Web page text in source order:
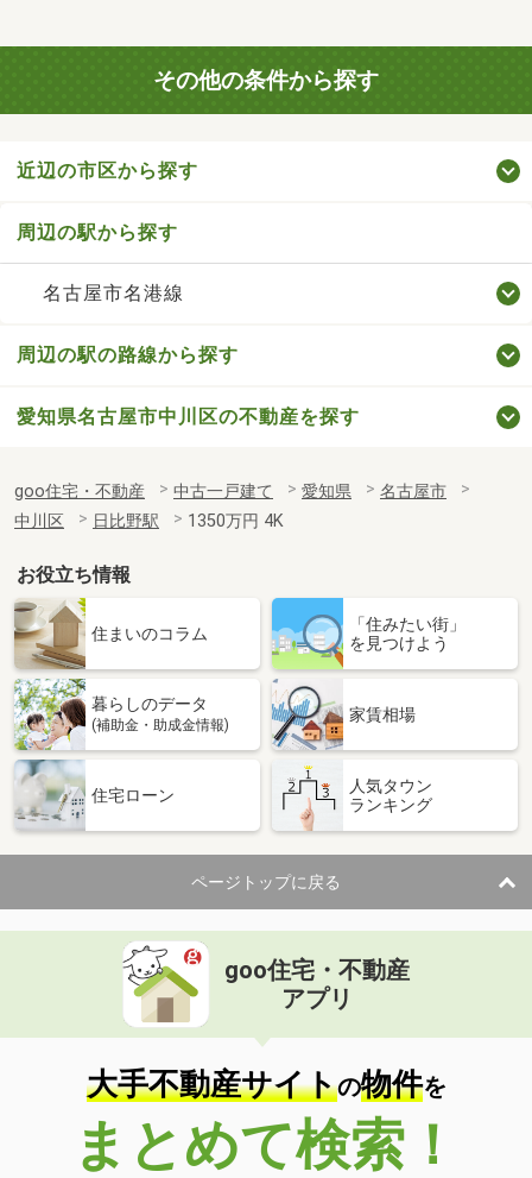
その他の条件から探す
近辺の市区から探す
周辺の駅から探す
名古屋市名港線
周辺の駅の路線から探す
愛知県名古屋市中川区の不動産を探す
goo住宅・不動産 中古一戸建て 愛知県
名古屋市
中川区
日比野駅 1350万円 4K
お役立ち情報
住まいのコラム
「住みたい街」
を見つけよう
暮らしのデータ
(補助金・助成金情報)
家賃相場
住宅ローン
人気タウン
ランキング
ページトップに戻る
goo住宅・不動産
アプリ
大手不動産サイトの物件を
まとめて検索！